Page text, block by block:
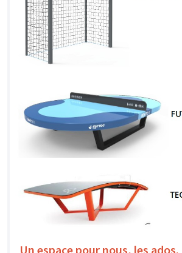
Un espace pour nous, les ados.